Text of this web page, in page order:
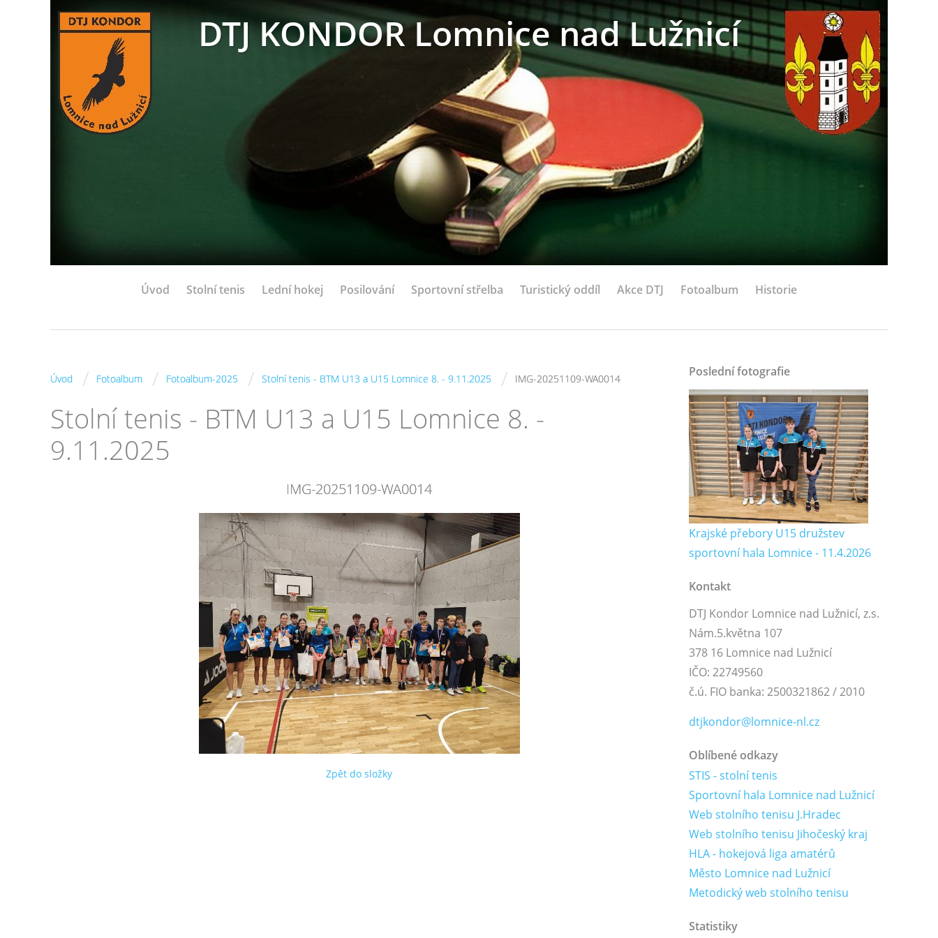
DTJ KONDOR Lomnice nad Lužnicí
Úvod Stolní tenis Lední hokej Posilování Sportovní střelba Turistický oddíl Akce DTJ Fotoalbum Historie
Úvod / Fotoalbum / Fotoalbum-2025 / Stolní tenis - BTM U13 a U15 Lomnice 8. - 9.11.2025 / IMG-20251109-WA0014
Stolní tenis - BTM U13 a U15 Lomnice 8. -
9.11.2025
IMG-20251109-WA0014
Zpět do složky
Poslední fotografie
Krajské přebory U15 družstev
sportovní hala Lomnice - 11.4.2026
Kontakt
DTJ Kondor Lomnice nad Lužnicí, z.s.
Nám.5.května 107
378 16 Lomnice nad Lužnicí
IČO: 22749560
č.ú. FIO banka: 2500321862 / 2010
dtjkondor@lomnice-nl.cz
Oblíbené odkazy
STIS - stolní tenis
Sportovní hala Lomnice nad Lužnicí
Web stolního tenisu J.Hradec
Web stolního tenisu Jihočeský kraj
HLA - hokejová liga amatérů
Město Lomnice nad Lužnicí
Metodický web stolního tenisu
Statistiky